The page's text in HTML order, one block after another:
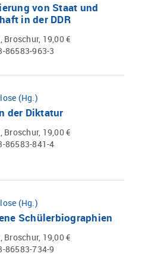
von Staat und
in der DDR
Broschur, 19,00 €
86583-963-3
(Hg.)
der Diktatur
Broschur, 19,00 €
86583-841-4
(Hg.)
Schülerbiographien
Broschur, 19,00 €
86583-734-9